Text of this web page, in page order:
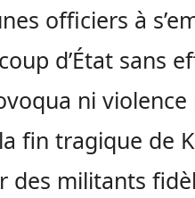
officiers à
d’État sans
ni violence
fin tragique de
militants